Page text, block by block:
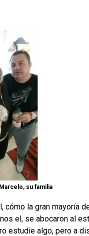
su familia
cómo la gran mayoría
el, se abocaron al
estudie algo, pero a